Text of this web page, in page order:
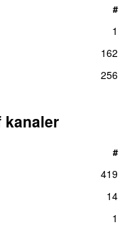
#
1
162
256
#
419
14
1